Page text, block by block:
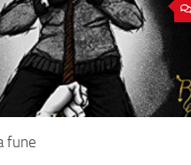
fune